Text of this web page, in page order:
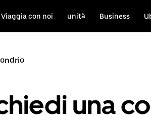
Viaggia con noi unità Business
una